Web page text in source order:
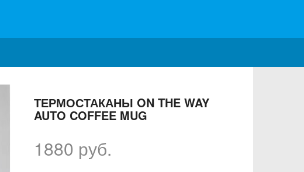
ТЕРМОСТАКАНЫ ON THE WAY
AUTO COFFEE MUG
1880 руб.